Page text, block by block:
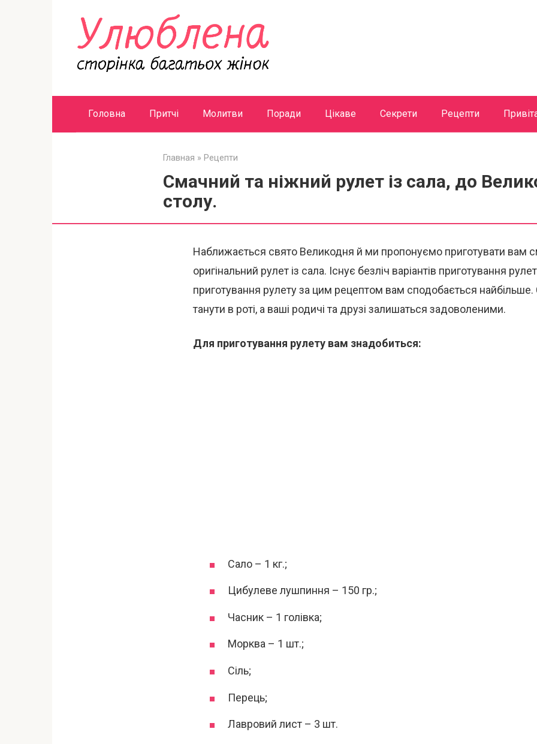
Головна Притчі Молитви Поради Цікаве Секрети Рецепти
Главная » Рецепти
Смачний та ніжний рулет із сала, до
столу.
Наближається свято Великодня й ми пропонуємо приготувати вам
оригінальний рулет із сала. Існує безліч варіантів приготування
приготування рулету за цим рецептом вам сподобається
танути в роті, а ваші родичі та друзі залишаться задоволеними.
Для приготування рулету вам знадобиться:
Сало – 1 кг.;
Цибулеве лушпиння – 150 гр.;
Часник – 1 голівка;
Морква – 1 шт.;
Сіль;
Перець;
Лавровий лист – 3 шт.